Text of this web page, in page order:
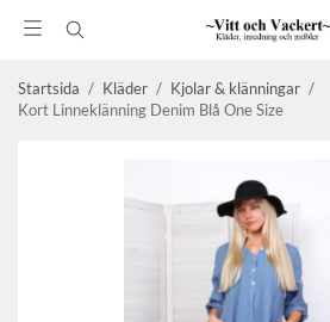
Startsida / Kläder / Kjolar & klänningar /
Kort Linneklänning Denim Blå One Size